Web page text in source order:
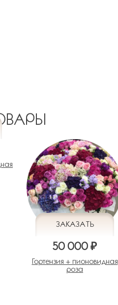
50 000 ₽
Гортензия + пионовидная
роза